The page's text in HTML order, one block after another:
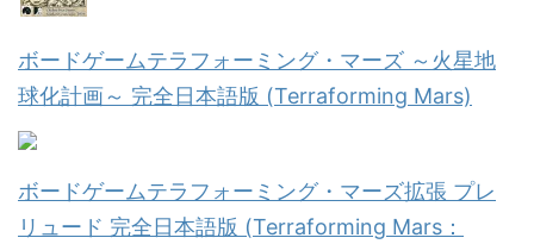
ボードゲームテラフォーミング・マーズ ～火星地
球化計画～ 完全日本語版 (Terraforming Mars)
ボードゲームテラフォーミング・マーズ拡張 プレ
リュード 完全日本語版 (Terraforming Mars：